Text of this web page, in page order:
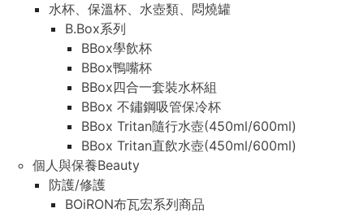
水杯、保溫杯、水壺類、悶燒罐
B.Box系列
BBox學飲杯
BBox鴨嘴杯
BBox四合一套裝水杯組
BBox 不鏽鋼吸管保冷杯
BBox Tritan隨行水壺(450ml/600ml)
BBox Tritan直飲水壺(450ml/600ml)
個人與保養Beauty
防護/修護
BOiRON布瓦宏系列商品